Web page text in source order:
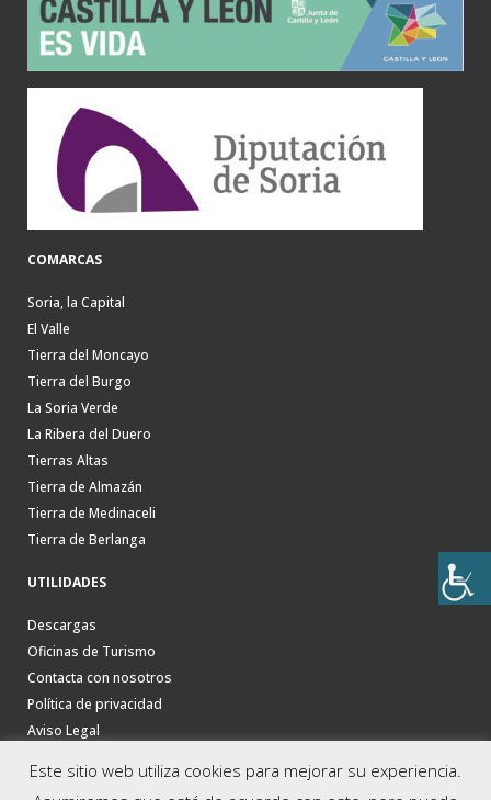
COMARCAS
Soria, la Capital
El Valle
Tierra del Moncayo
Tierra del Burgo
La Soria Verde
La Ribera del Duero
Tierras Altas
Tierra de Almazán
Tierra de Medinaceli
Tierra de Berlanga
UTILIDADES
Descargas
Oficinas de Turismo
Contacta con nosotros
Política de privacidad
Aviso Legal
Este sitio web utiliza cookies para mejorar su experiencia.